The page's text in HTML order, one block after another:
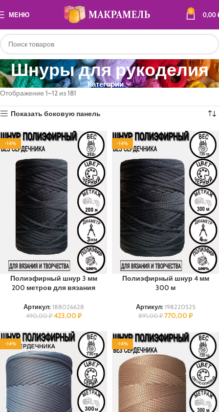
МЕНЮ 0 0,00
Шнуры для рукоделия
Категории
Отображение 1–12 из 181
Показать боковую панель
-14%
ПОЛИЭФИР
Полиэфирный шнур 3 мм
200 метров для вязания
Артикул: 188026628
490,00₽ 423,00 ₽
-14%
ПОЛИЭФИР
Полиэфирный шнур 4 мм
300 м
Артикул: 198220525
891,00₽ 770,00 ₽
-14%
ПОЛИЭФИР
-14%
ПОЛИЭФИР